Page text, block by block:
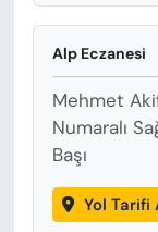
Alp Eczanesi
Mehmet
Numaralı
Başı
Yol Tarifi